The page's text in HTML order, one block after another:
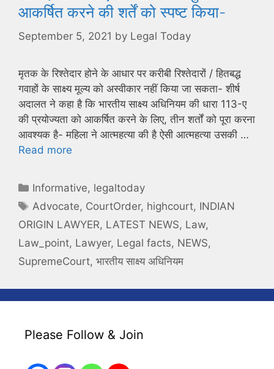
आकर्षित करने की शर्तें को स्पष्ट किया-
September 5, 2021 by Legal Today
मृतक के रिश्तेदार होने के आधार पर करीबी रिश्तेदारों / हितबद्ध
गवाहों के साक्ष्य मूल्य को अस्वीकार नहीं किया जा सकता- शीर्ष
अदालत ने कहा है कि भारतीय साक्ष्य अधिनियम की धारा 113-ए
की प्रयोज्यता को आकर्षित करने के लिए, तीन शर्तों को पूरा करना
आवश्यक है- महिला ने आत्महत्या की है ऐसी आत्महत्या उसकी …
Read more
Categories
Informative, legaltoday
Tags
Advocate, CourtOrder, highcourt, INDIAN
ORIGIN LAWYER, LATEST NEWS, Law,
Law_point, Lawyer, Legal facts, NEWS,
SupremeCourt, भारतीय साक्ष्य अधिनियम
Please Follow & Join